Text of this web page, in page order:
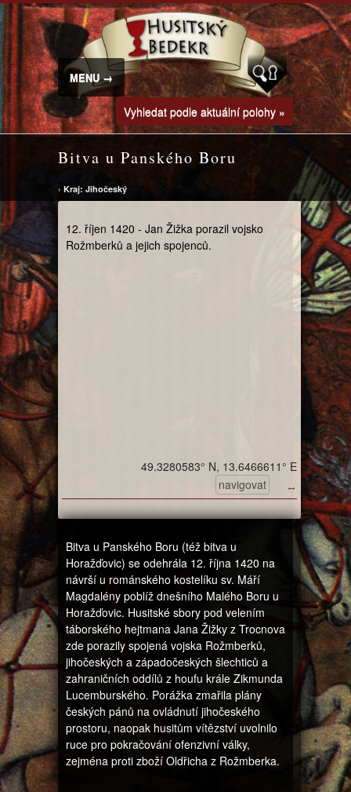
MENU →
Vyhledat podle aktuální polohy »
Bitva u Panského Boru
› Kraj: Jihočeský
12. říjen 1420 - Jan Žižka porazil vojsko
Rožmberků a jejich spojenců.
↔
49.3280583° N, 13.6466611° E
navigovat
Bitva u Panského Boru (též bitva u
Horažďovic) se odehrála 12. října 1420 na
návrší u románského kostelíku sv. Máří
Magdalény poblíž dnešního Malého Boru u
Horažďovic. Husitské sbory pod velením
táborského hejtmana Jana Žižky z Trocnova
zde porazily spojená vojska Rožmberků,
jihočeských a západočeských šlechticů a
zahraničních oddílů z houfu krále Zikmunda
Lucemburského. Porážka zmařila plány
českých pánů na ovládnutí jihočeského
prostoru, naopak husitům vítězství uvolnilo
ruce pro pokračování ofenzivní války,
zejména proti zboží Oldřicha z Rožmberka.